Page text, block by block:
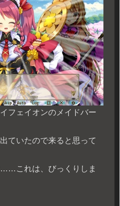
フェイオンのメイドバー
ていたので来ると思って
これは、びっくりしま